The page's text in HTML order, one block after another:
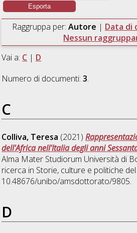
Raggruppa per: Autore | Data di
Nessun
Vai a: C | D
Numero di documenti:3.
C
Colliva, Teresa (2021)
dell'Africa nell'Italia degli anni
Alma Mater Studiorum Università di
ricerca in Storie, culture e politiche
10.48676/unibo/amsdottorato/9805.
D